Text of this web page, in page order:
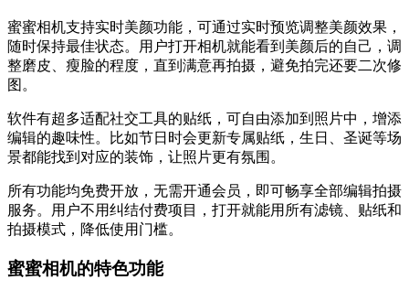
蜜蜜相机支持实时美颜功能，可通过实时预览调整美颜效果，
随时保持最佳状态。用户打开相机就能看到美颜后的自己，调
整磨皮、瘦脸的程度，直到满意再拍摄，避免拍完还要二次修
图。
软件有超多适配社交工具的贴纸，可自由添加到照片中，增添
编辑的趣味性。比如节日时会更新专属贴纸，生日、圣诞等场
景都能找到对应的装饰，让照片更有氛围。
所有功能均免费开放，无需开通会员，即可畅享全部编辑拍摄
服务。用户不用纠结付费项目，打开就能用所有滤镜、贴纸和
拍摄模式，降低使用门槛。
蜜蜜相机的特色功能